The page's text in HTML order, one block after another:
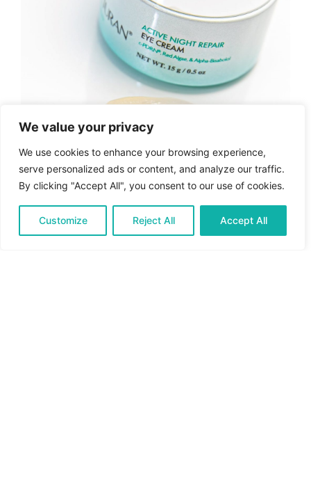
We value your privacy
We use cookies to enhance your browsing experience,
serve personalized ads or content, and analyze our traffic.
By clicking "Accept All", you consent to our use of cookies.
Customize Reject All Accept All
จุดสำคัญ
ให้ความชุ่มชื้นขณะนอนหลับ และลดเรือนเส้นริ้วรอยให้ผิวดู
เรียบเนียนขึ้น
Thai